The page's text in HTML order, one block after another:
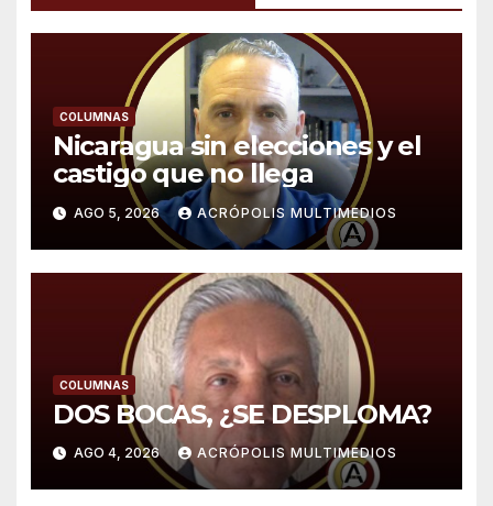
COLUMNAS
Nicaragua sin elecciones y el
castigo que no llega
AGO 5, 2026 ACRÓPOLIS MULTIMEDIOS
COLUMNAS
DOS BOCAS, ¿SE DESPLOMA?
AGO 4, 2026 ACRÓPOLIS MULTIMEDIOS